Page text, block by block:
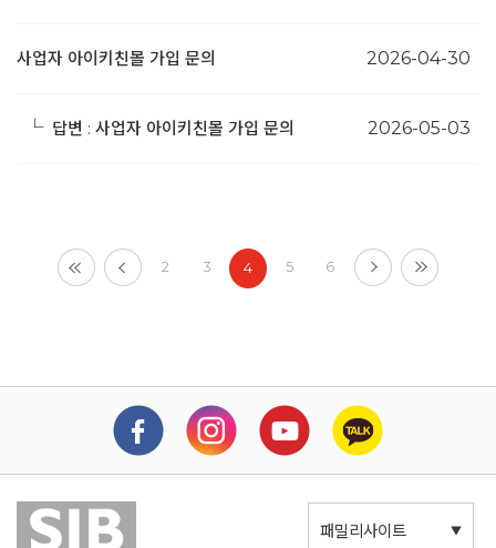
사업자 아이키친몰 가입 문의 2026-04-30
└ 답변 : 사업자 아이키친몰 가입 문의 2026-05-03
2 3 4 5 6
패밀리사이트